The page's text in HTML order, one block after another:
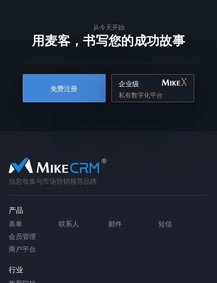
从今天开始
用麦客，书写您的成功故事
免费注册
企业级
私有数字化平台
信息收集与市场营销领导品牌
产品
表单 联系人 邮件
短信
会员管理
商户平台
行业